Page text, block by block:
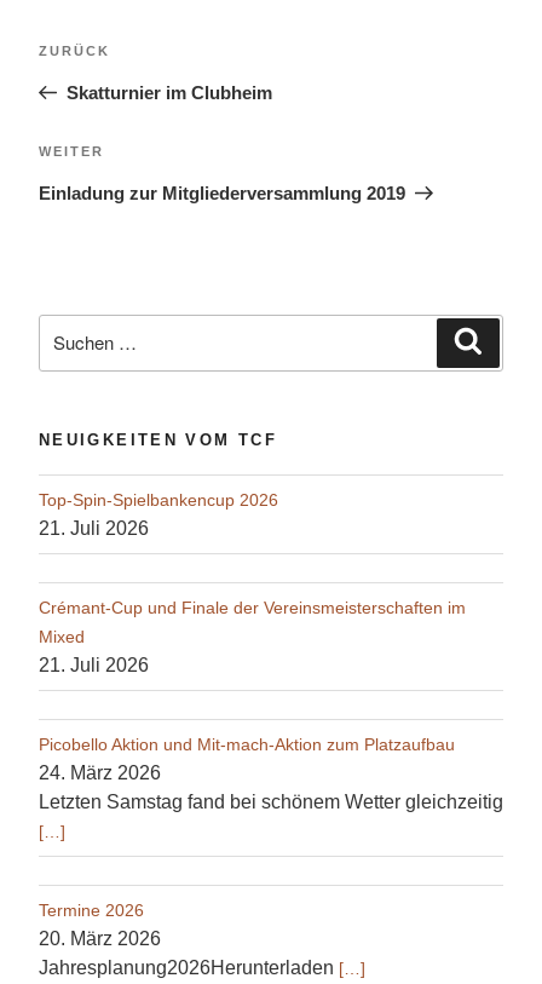
Vorheriger
ZURÜCK
Skatturnier im Clubheim
Nächster
WEITER
Einladung zur Mitgliederversammlung 2019
nach:
NEUIGKEITEN VOM TCF
Top-Spin-Spielbankencup 2026
21. Juli 2026
Crémant-Cup und Finale der Vereinsmeisterschaften im
Mixed
21. Juli 2026
Picobello Aktion und Mit-mach-Aktion zum Platzaufbau
24. März 2026
Letzten Samstag fand bei schönem Wetter gleichzeitig
[…]
Termine 2026
20. März 2026
Jahresplanung2026Herunterladen […]